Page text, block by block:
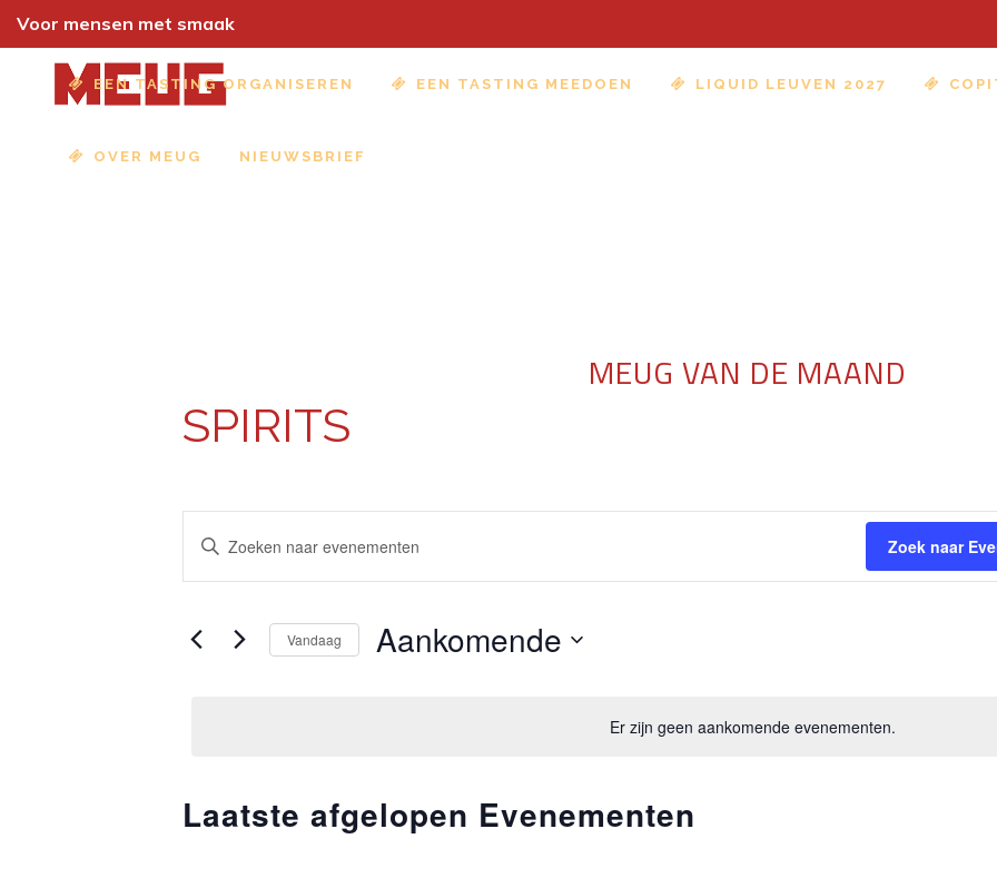
Voor mensen met smaak
EEN TASTING ORGANISEREN EEN TASTING MEEDOEN LIQUID LEUVEN 2027
OVER MEUG NIEUWSBRIEF
MEUG VAN DE MAAND
SPIRITS
Er zijn geen aankomende evenementen.
EVENEMENTEN
ZOEKEN
EN
WEERGEVEN
Vul
Zoek
Zoek naar
Vandaag Aankomende
Laatste afgelopen Evenementen